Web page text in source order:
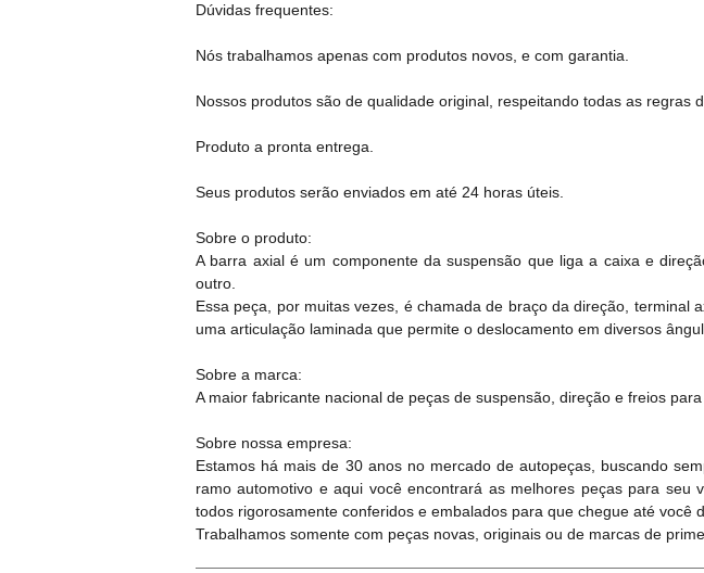
Dúvidas frequentes:
Nós trabalhamos apenas com produtos novos, e com garantia.
Nossos produtos são de qualidade original, respeitando todas as regras
Produto a pronta entrega.
Seus produtos serão enviados em até 24 horas úteis.
Sobre o produto:
A barra axial é um componente da suspensão que liga a caixa e
outro.
Essa peça, por muitas vezes, é chamada de braço da direção,
uma articulação laminada que permite o deslocamento em diversos
Sobre a marca:
A maior fabricante nacional de peças de suspensão, direção e freios
Sobre nossa empresa:
Estamos há mais de 30 anos no mercado de autopeças, buscando
ramo automotivo e aqui você encontrará as melhores peças para
todos rigorosamente conferidos e embalados para que chegue até você
Trabalhamos somente com peças novas, originais ou de marcas de